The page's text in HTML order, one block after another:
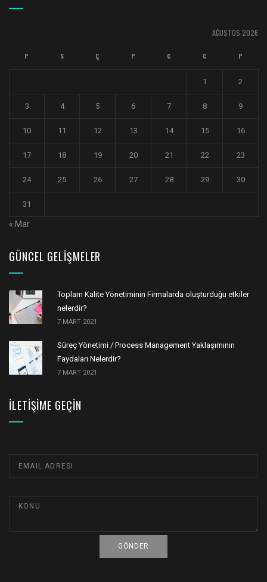
AĞUSTOS 2026
P S Ç P C C P
1 2
3 4 5 6 7 8 9
10 11 12 13 14 15 16
17 18 19 20 21 22 23
24 25 26 27 28 29 30
31
« Mar
GÜNCEL GELIŞMELER
Toplam Kalite Yönetiminin Firmalarda oluşturduğu etkiler
nelerdir?
7 MART 2021
Süreç Yönetimi / Process Management Yaklaşımının
Faydaları Nelerdir?
7 MART 2021
İLETIŞIME GEÇIN